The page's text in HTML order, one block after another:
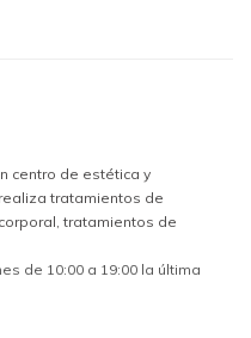
centro de estética y
tratamientos de
tratamientos de
de 10:00 a 19:00 la última